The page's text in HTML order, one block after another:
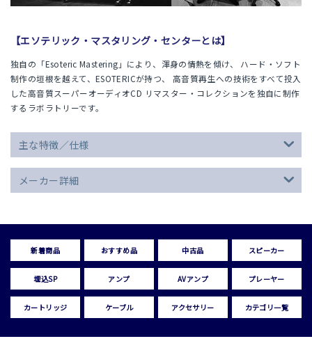
【エソテリック・マスタリング・センターとは】
独自の「Esoteric Mastering」により、渾身の情熱を傾け、 ハード・ソフト
制作の垣根を越えて、ESOTERICが持つ、 高音質再生への技術をすべて投入
した高音質スーパーオーディオCD リマスター・コレクションを独自に制作
するラボラトリーです。
主な特徴／仕様
メーカー詳細
新着商品 おすすめ品 中古品 スピーカー
埋込SP アンプ AVアンプ プレーヤー
カートリッジ ケーブル アクセサリー カテゴリ一覧